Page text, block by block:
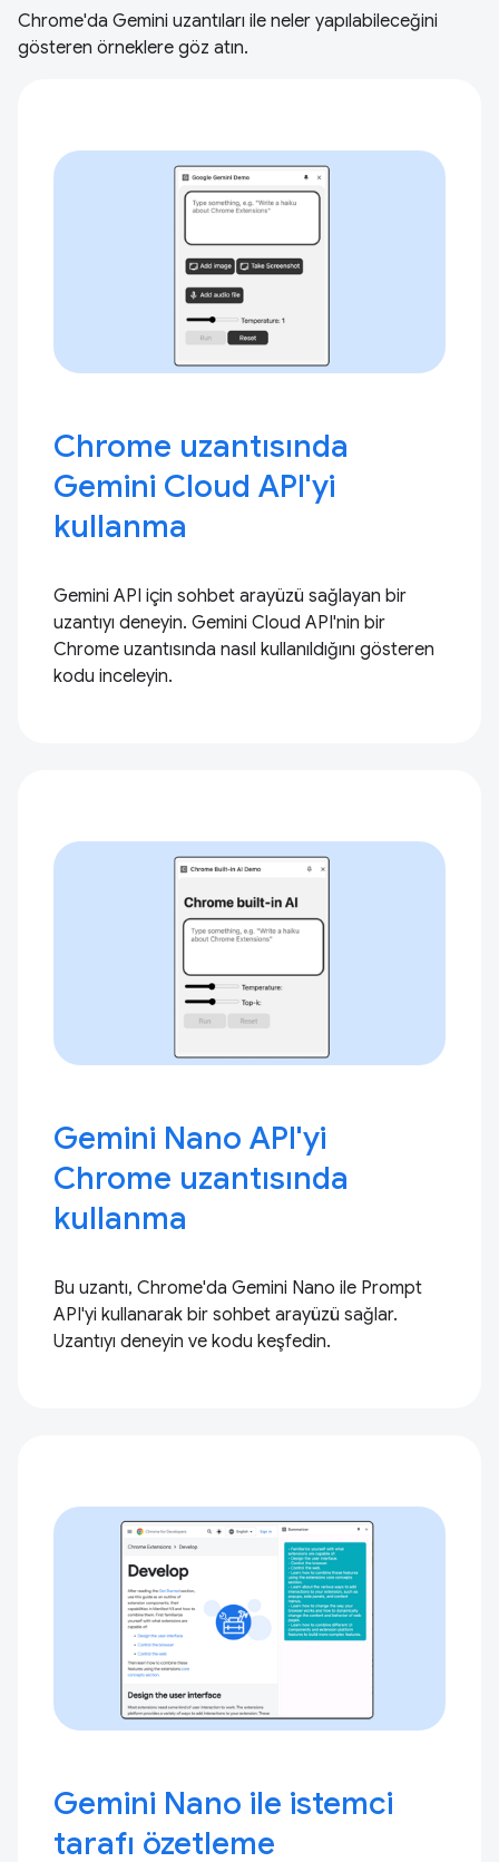
Chrome'da Gemini uzantıları ile neler yapılabileceğini
gösteren örneklere göz atın.
Chrome uzantısında
Gemini Cloud API'yi
kullanma
Gemini API için sohbet arayüzü sağlayan bir
uzantıyı deneyin. Gemini Cloud API'nin bir
Chrome uzantısında nasıl kullanıldığını gösteren
kodu inceleyin.
Gemini Nano API'yi
Chrome uzantısında
kullanma
Bu uzantı, Chrome'da Gemini Nano ile Prompt
API'yi kullanarak bir sohbet arayüzü sağlar.
Uzantıyı deneyin ve kodu keşfedin.
Gemini Nano ile istemci
tarafı özetleme